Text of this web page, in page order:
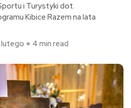
i Turystyki dot.
Kibice Razem na lata
lutego 4 min read